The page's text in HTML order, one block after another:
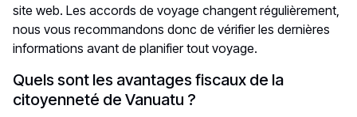
site web. Les accords de voyage changent régulièrement,
nous vous recommandons donc de vérifier les dernières
informations avant de planifier tout voyage.
Quels sont les avantages fiscaux de la
citoyenneté de Vanuatu ?